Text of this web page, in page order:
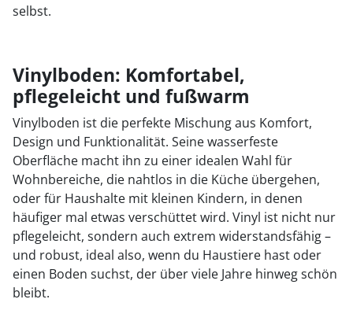
selbst.
Vinylboden: Komfortabel,
pflegeleicht und fußwarm
Vinylboden ist die perfekte Mischung aus Komfort,
Design und Funktionalität. Seine wasserfeste
Oberfläche macht ihn zu einer idealen Wahl für
Wohnbereiche, die nahtlos in die Küche übergehen,
oder für Haushalte mit kleinen Kindern, in denen
häufiger mal etwas verschüttet wird. Vinyl ist nicht nur
pflegeleicht, sondern auch extrem widerstandsfähig –
und robust, ideal also, wenn du Haustiere hast oder
einen Boden suchst, der über viele Jahre hinweg schön
bleibt.